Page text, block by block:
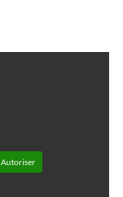
Autoriser